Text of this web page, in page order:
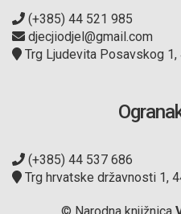
(+385) 44 521 985
djecjiodjel@gmail.com
Trg Ljudevita Posavskog
(+385) 44 537 686
Trg hrvatske državnosti 1,